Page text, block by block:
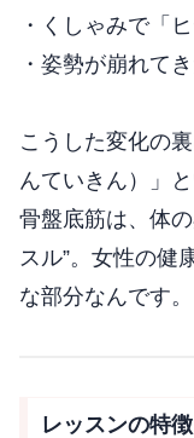
・くしゃみで「
・姿勢が崩れて
こうした変化の
んていきん）」
骨盤底筋は、体
スル”。女性の健
な部分なんです。
レッスンの特徴